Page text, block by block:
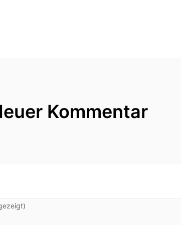
mitgebracht über Ludwig van Beethoven.
Kommentar